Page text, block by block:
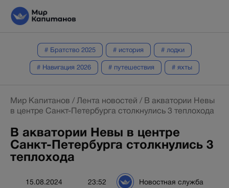
# Братство 2025 # история # лодки
# Навигация 2026 # путешествия # яхты
Мир Капитанов / Лента новостей / В акватории Невы
в центре Санкт-Петербурга столкнулись 3 теплохода
В акватории Невы в центре
Санкт-Петербурга столкнулись 3
теплохода
15.08.2024 23:52 Новостная служба